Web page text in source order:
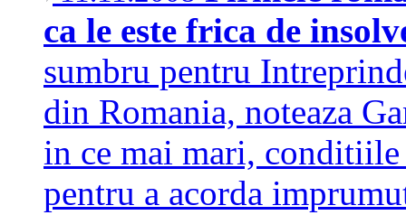
ca le este frica de
sumbru pentru
din Romania, noteaza
in ce mai mari,
pentru a acorda